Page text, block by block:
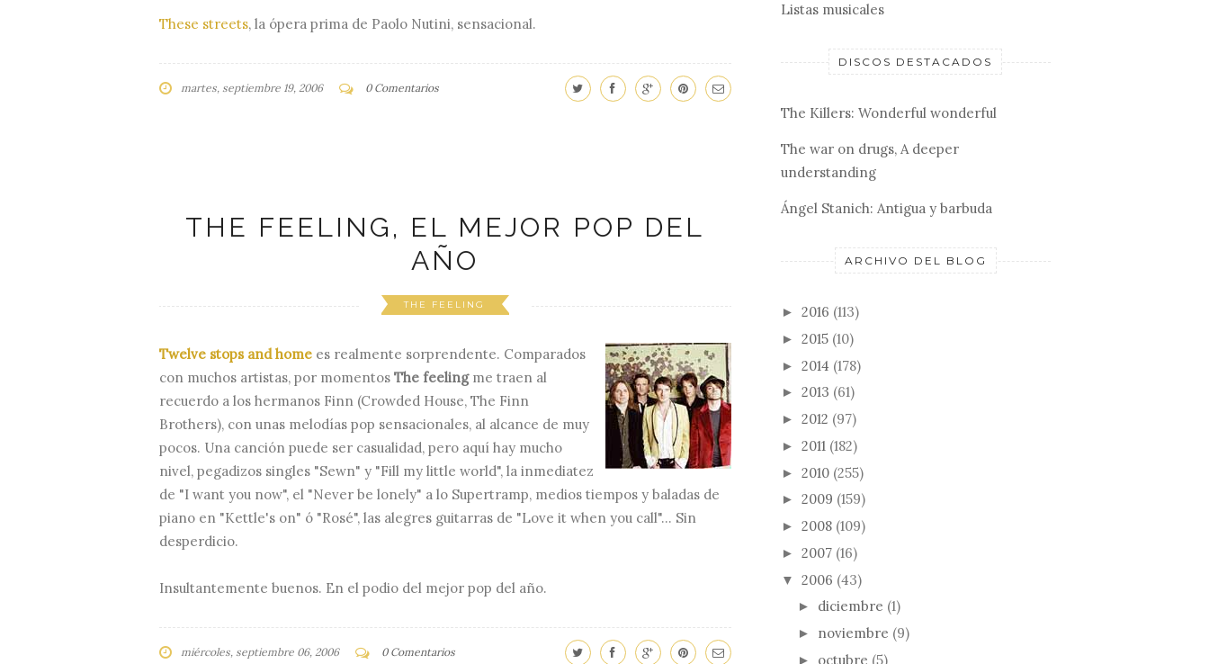
These streets, la ópera prima de Paolo Nutini, sensacional.
martes, septiembre 19, 2006 0 Comentarios
THE FEELING, EL MEJOR POP DEL
AÑO
THE FEELING
Twelve stops and homees realmente sorprendente. Comparados
con muchos artistas, por momentos The feelingme traen al
recuerdo a los hermanos Finn (Crowded House, The Finn
Brothers), con unas melodías pop sensacionales, al alcance de muy
pocos. Una canción puede ser casualidad, pero aquí hay mucho
nivel, pegadizos singles "Sewn" y "Fill my little world", la inmediatez
de "I want you now", el "Never be lonely" a lo Supertramp, medios tiempos y baladas de
piano en "Kettle's on" ó "Rosé", las alegres guitarras de "Love it when you call"... Sin
desperdicio.
Insultantemente buenos. En el podio del mejor pop del año.
miércoles, septiembre 06, 2006 0 Comentarios
Listas musicales
DISCOS DESTACADOS
The Killers: Wonderful wonderful
The war on drugs, A deeper
understanding
Ángel Stanich: Antigua y barbuda
ARCHIVO DEL BLOG
► 2016 (113)
► 2015 (10)
► 2014 (178)
► 2013 (61)
► 2012 (97)
► 2011 (182)
► 2010 (255)
► 2009 (159)
► 2008 (109)
► 2007 (16)
▼ 2006 (43)
► diciembre (1)
► noviembre (9)
► octubre (5)